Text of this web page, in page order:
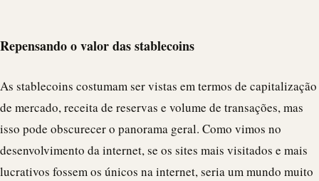
Repensando o valor das stablecoins
As stablecoins costumam ser vistas em termos de capitalização
de mercado, receita de reservas e volume de transações, mas
isso pode obscurecer o panorama geral. Como vimos no
desenvolvimento da internet, se os sites mais visitados e mais
lucrativos fossem os únicos na internet, seria um mundo muito